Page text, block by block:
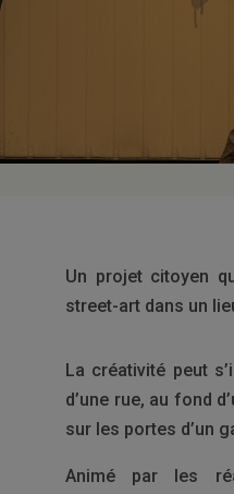
Un projet citoyen
street-art dans un
La créativité peut
d’une rue, au fond
sur les portes d’un
Animé par les